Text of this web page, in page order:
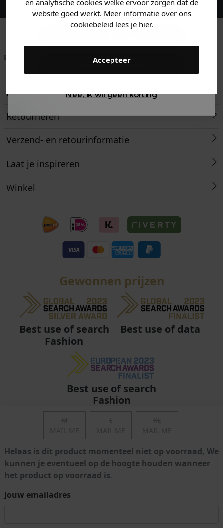
en analytische cookies welke ervoor zorgen dat de
website goed werkt. Meer informatie over ons
cookiebeleid lees je hier.
Accepteer
Helaas is dit product momenteel niet op voorraad, We
kunnen je eventueel op de hoogte houden wanneer
het product op voorraad is.
Jouw emailadres
Betaal achteraf met
Voor 23:59 besteld
Klantenservice
Retourneren
Verzend- en retourinformatie
Laat je inspireren
Winkel
Gewonnen prijzen
Best use of search
Fashion
Best use of data
Best use of search
Fashion
Dames kleding
Gewoon rondkijken
Nee, ik wil geen korting